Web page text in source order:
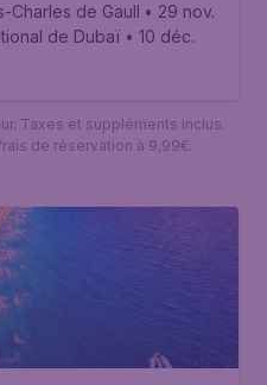
Charles de Gaulle• 29 nov.
de Dubaï • 10 déc.
Taxes et suppléments inclus.
de réservation à 9,99€.